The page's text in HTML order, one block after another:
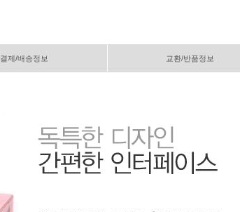
결제/배송정보 교환/반품정보